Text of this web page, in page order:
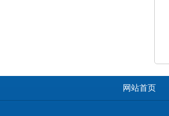
网站首页